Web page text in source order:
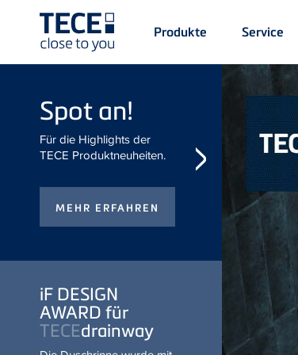
Main
Menü
1
Produkte Service
Spot an!
Für die Highlights der TECE
Produktneuheiten.
iF DESIGN
AWARD für
TECEdrainway
Die Duschrinne wurde mit dem
iF DESIGN AWARD Gold 2026
ausgezeichnet